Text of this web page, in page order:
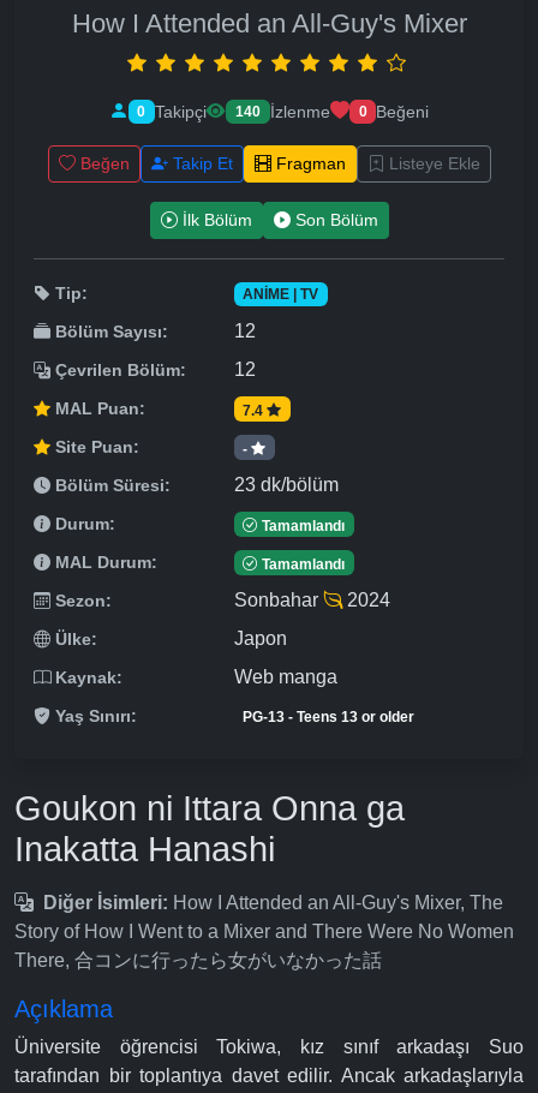
How I Attended an All-Guy's Mixer
0 Takipçi 140 İzlenme 0 Beğeni
Beğen Takip Et Fragman Listeye Ekle
İlk Bölüm Son Bölüm
Tip: ANIME | TV
Bölüm Sayısı: 12
Çevrilen Bölüm: 12
MAL Puan: 7.4
Site Puan: -
Bölüm Süresi: 23 dk/bölüm
Durum: Tamamlandı
MAL Durum: Tamamlandı
Sezon: Sonbahar 2024
Ülke: Japon
Kaynak: Web manga
Yaş Sınırı: PG-13 - Teens 13 or older
Goukon ni Ittara Onna ga
Inakatta Hanashi
Diğer İsimleri: How I Attended an All-Guy's Mixer, The
Story of How I Went to a Mixer and There Were No Women
There, 合コンに行ったら女がいなかった話
Açıklama
Üniversite öğrencisi Tokiwa, kız sınıf arkadaşı Suo
tarafından bir toplantıya davet edilir. Ancak arkadaşlarıyla